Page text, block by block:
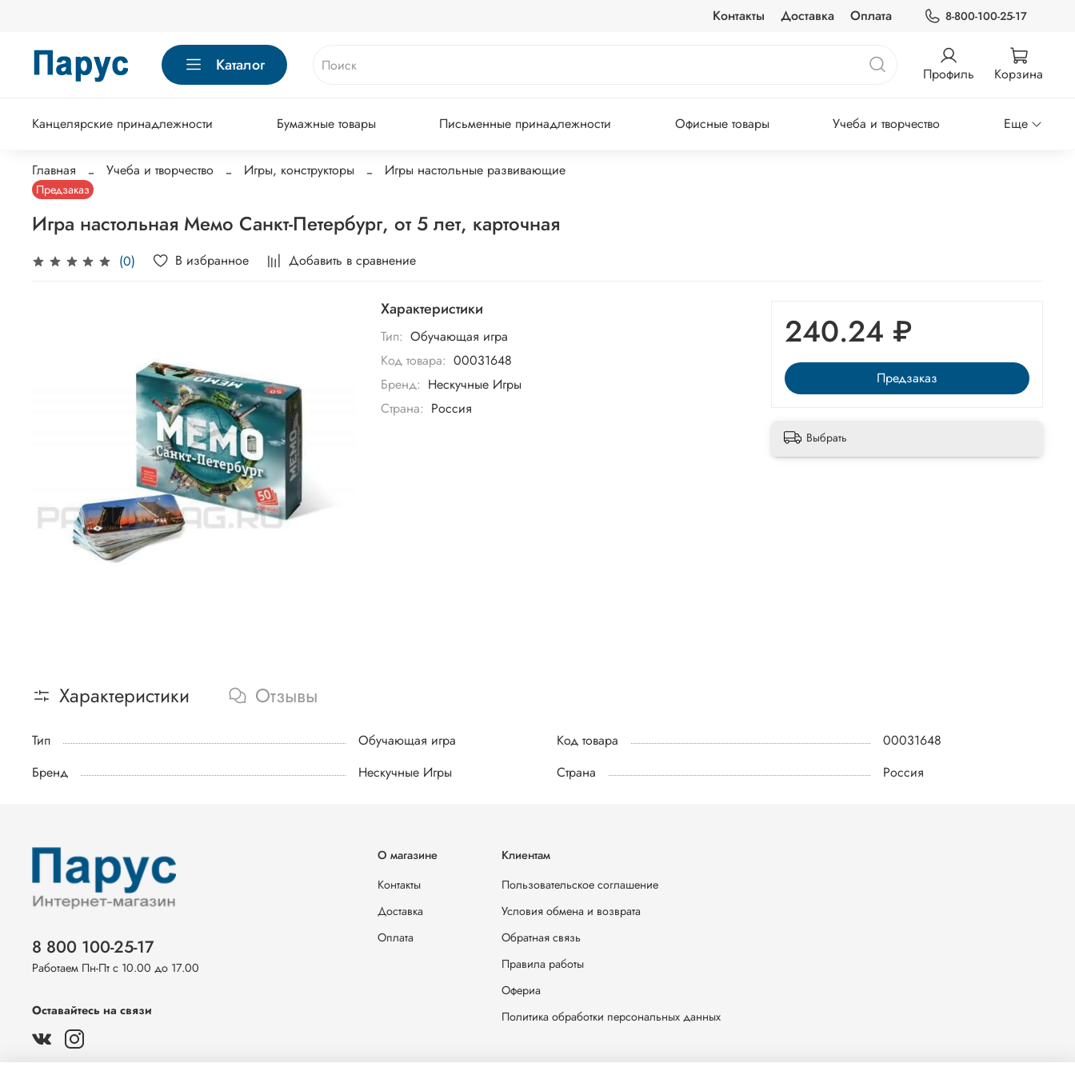
Контакты Доставка Оплата 8-800-100-25-17
Каталог Профиль Корзина
Канцелярские принадлежности Бумажные товары Письменные принадлежности Офисные товары Учеба и творчество Еще
Главная Учеба и творчество Игры, конструкторы Игры настольные развивающие
Предзаказ
Игра настольная Мемо Санкт-Петербург, от 5 лет, карточная
(0) В избранное Добавить в сравнение
Характеристики
Тип: Обучающая игра
Код товара: 00031648
Бренд: Нескучные Игры
Страна: Россия
240.24 ₽
Предзаказ
Выбрать
Характеристики Отзывы
Тип Обучающая игра Код товара
00031648
Бренд
Нескучные Игры Страна Россия
О магазине
Контакты
Доставка
Оплата
Клиентам
Пользовательское соглашение
Условия обмена и возврата
Обратная связь
Правила работы
Офериа
Политика обработки персональных данных
8 800 100-25-17
Работаем Пн-Пт с 10.00 до 17.00
Оставайтесь на связи